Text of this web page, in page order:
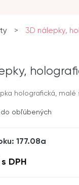
> 3D nálepky,
holografická, malé
obľúbených
177.08a
s DPH